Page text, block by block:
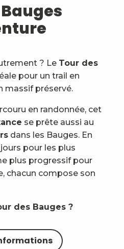
? Le Tour des
pour un trail en
massif préservé.
en randonnée, cet
se prête aussi au
dans les Bauges. En
pour les plus
plus progressif pour
chacun compose son
des Bauges ?